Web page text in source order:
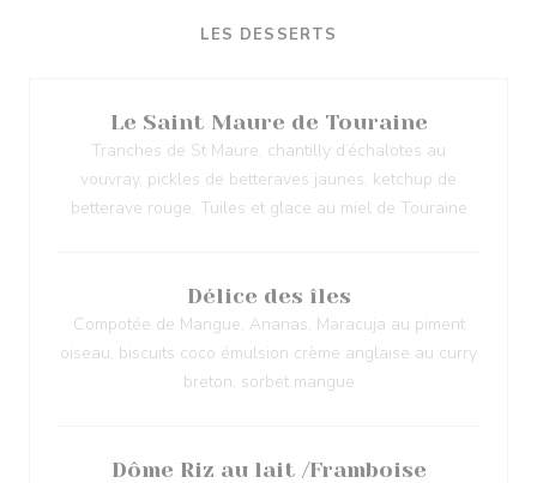
LES DESSERTS
Le Saint Maure de Touraine
Tranches de St Maure, chantilly d’échalotes au
vouvray, pickles de betteraves jaunes, ketchup de
betterave rouge, Tuiles et glace au miel de Touraine
Délice des îles
Compotée de Mangue, Ananas, Maracuja au piment
oiseau, biscuits coco émulsion crème anglaise au curry
breton, sorbet mangue
Dôme Riz au lait /Framboise